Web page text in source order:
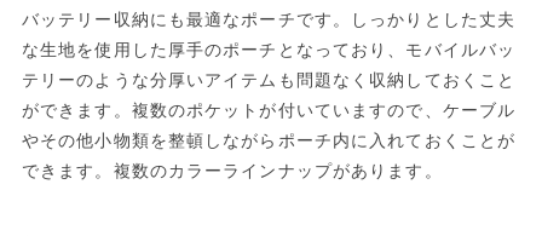
バッテリー収納にも最適なポーチです。しっかりとした丈夫
な生地を使用した厚手のポーチとなっており、モバイルバッ
テリーのような分厚いアイテムも問題なく収納しておくこと
ができます。複数のポケットが付いていますので、ケーブル
やその他小物類を整頓しながらポーチ内に入れておくことが
できます。複数のカラーラインナップがあります。